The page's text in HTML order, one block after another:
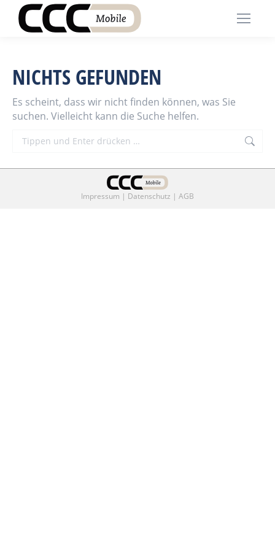
NICHTS GEFUNDEN
Es scheint, dass wir nicht finden können, was Sie
suchen. Vielleicht kann die Suche helfen.
Search:
Impressum | Datenschutz | AGB